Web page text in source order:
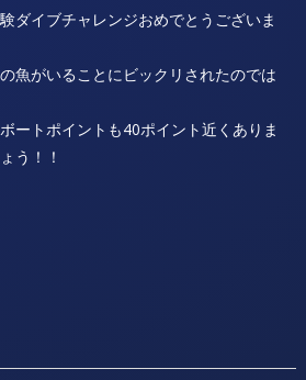
ダイブチャレンジおめでとうございま
魚がいることにビックリされたのでは
ートポイントも40ポイント近くありま
う！！